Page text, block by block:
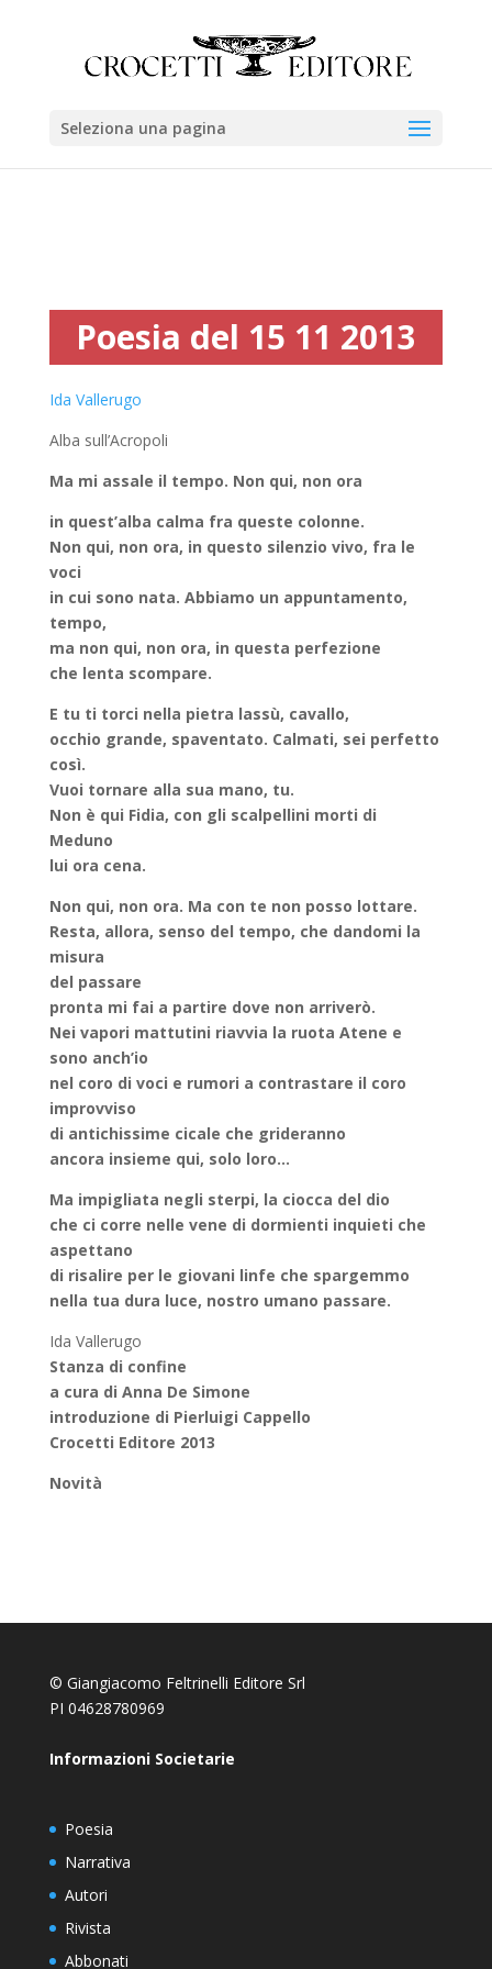
Seleziona una pagina
Poesia del 15 11 2013
Ida Vallerugo
Alba sull’Acropoli
Ma mi assale il tempo. Non qui, non ora
in quest’alba calma fra queste colonne.
Non qui, non ora, in questo silenzio vivo, fra le
voci
in cui sono nata. Abbiamo un appuntamento,
tempo,
ma non qui, non ora, in questa perfezione
che lenta scompare.
E tu ti torci nella pietra lassù, cavallo,
occhio grande, spaventato. Calmati, sei perfetto
così.
Vuoi tornare alla sua mano, tu.
Non è qui Fidia, con gli scalpellini morti di
Meduno
lui ora cena.
Non qui, non ora. Ma con te non posso lottare.
Resta, allora, senso del tempo, che dandomi la
misura
del passare
pronta mi fai a partire dove non arriverò.
Nei vapori mattutini riavvia la ruota Atene e
sono anch’io
nel coro di voci e rumori a contrastare il coro
improvviso
di antichissime cicale che grideranno
ancora insieme qui, solo loro…
Ma impigliata negli sterpi, la ciocca del dio
che ci corre nelle vene di dormienti inquieti che
aspettano
di risalire per le giovani linfe che spargemmo
nella tua dura luce, nostro umano passare.
Ida Vallerugo
Stanza di confine
a cura di Anna De Simone
introduzione di Pierluigi Cappello
Crocetti Editore 2013
Novità
© Giangiacomo Feltrinelli Editore Srl
PI 04628780969
Informazioni Societarie
Poesia
Narrativa
Autori
Rivista
Abbonati